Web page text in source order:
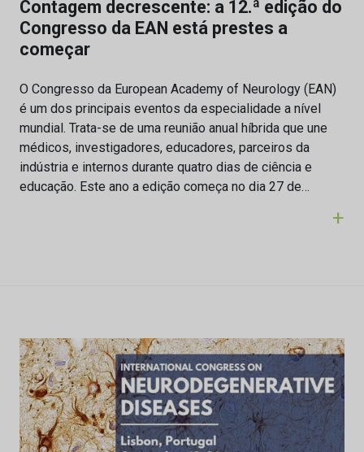
Contagem decrescente: a 12.ª edição do
Congresso da EAN está prestes a
começar
O Congresso da European Academy of Neurology (EAN)
é um dos principais eventos da especialidade a nível
mundial. Trata-se de uma reunião anual híbrida que une
médicos, investigadores, educadores, parceiros da
indústria e internos durante quatro dias de ciência e
educação. Este ano a edição começa no dia 27 de…
+